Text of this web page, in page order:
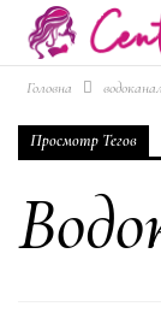
Головна водоканал
Просмотр Тегов